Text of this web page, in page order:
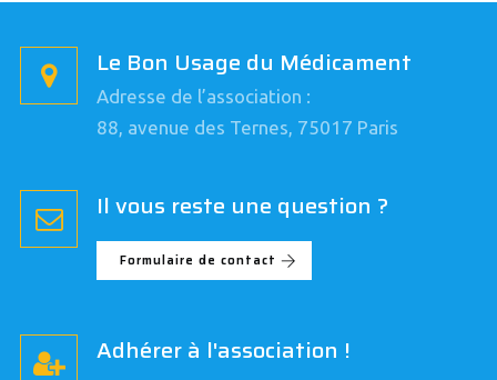
Le Bon Usage du Médicament
Adresse de l’association :
88, avenue des Ternes, 75017 Paris
Il vous reste une question ?
Formulaire de contact
Adhérer à l'association !